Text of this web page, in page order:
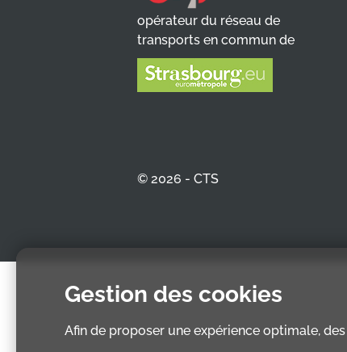
Gestion des cookies
Afin de proposer une expérience optimale,
opérateur du réseau de
transports en commun de
© 2026 - CTS